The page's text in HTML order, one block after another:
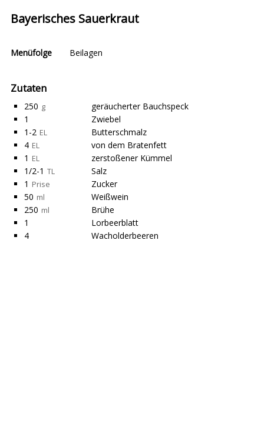
Bayerisches Sauerkraut
Menüfolge Beilagen
Zutaten
250 g
geräucherter Bauchspeck
1
Zwiebel
1-2 EL
Butterschmalz
4 EL
von dem Bratenfett
1 EL
zerstoßener Kümmel
1/2-1 TL
Salz
1 Prise
Zucker
50 ml
Weißwein
250 ml
Brühe
1
Lorbeerblatt
4
Wacholderbeeren